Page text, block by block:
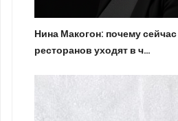
Нина Макогон: почему
ресторанов уходят в ч…